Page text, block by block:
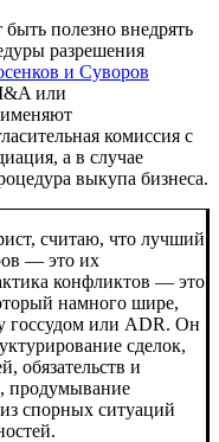
полезно внедрять
разрешения
и Суворов
или
комиссия с
а в случае
выкупа бизнеса.
считаю, что лучший
— это их
конфликтов — это
намного шире,
госсудом или ADR. Он
сделок,
обязательств и
продумывание
спорных ситуаций